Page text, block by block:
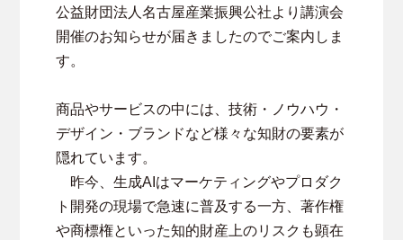
公益財団法人名古屋産業振興公社より講演会
開催のお知らせが届きましたのでご案内しま
す。
商品やサービスの中には、技術・ノウハウ・
デザイン・ブランドなど様々な知財の要素が
隠れています。
昨今、生成AIはマーケティングやプロダク
ト開発の現場で急速に普及する一方、著作権
や商標権といった知的財産上のリスクも顕在